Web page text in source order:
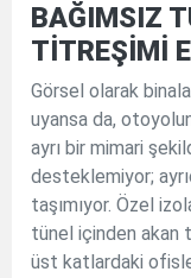
BAĞIMSIZ
TİTREŞİMİ
Görsel olarak
uyansa da,
ayrı bir mimari
desteklemiyor;
taşımıyor. Özel
tünel içinden akan
üst katlardaki